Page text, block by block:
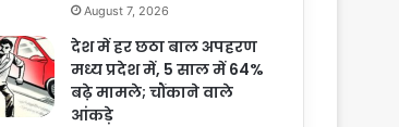
August 7, 2026
देश में हर छठा बाल अपहरण
मध्य प्रदेश में, 5 साल में 64%
बढ़े मामले; चौंकाने वाले
आंकड़े